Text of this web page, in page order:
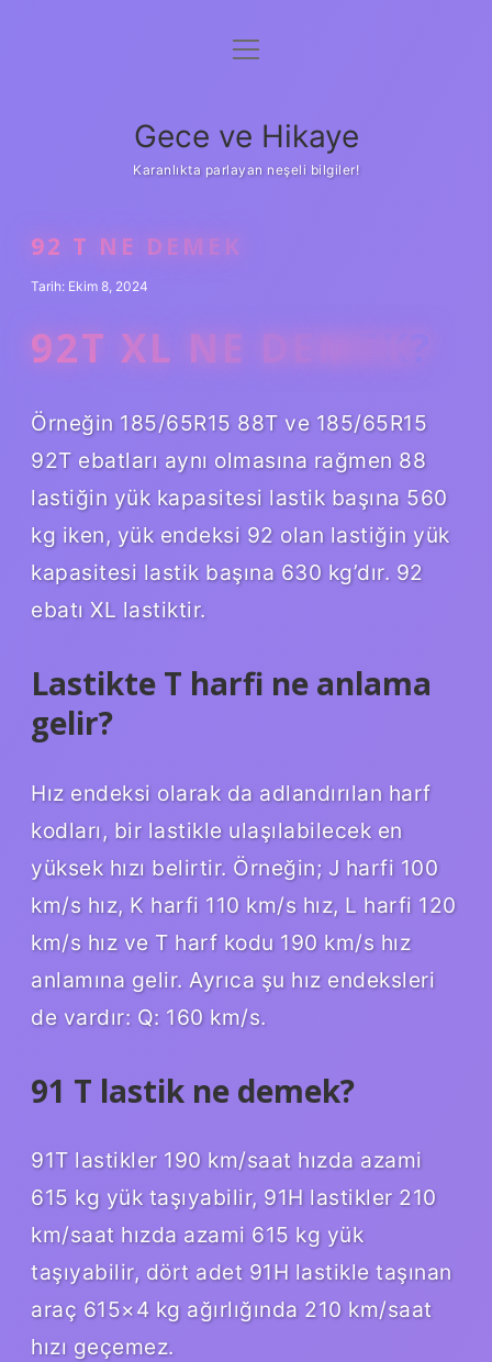
Anasayfa
Yasal Uyarı
menüyü
Gece ve Hikaye
Karanlıkta parlayan neşeli bilgiler!
92 T NE DEMEK
Tarih: Ekim 8, 2024
92T XL NE DEMEK?
Örneğin 185/65R15 88T ve 185/65R15
92T ebatları aynı olmasına rağmen 88
lastiğin yük kapasitesi lastik başına 560
kg iken, yük endeksi 92 olan lastiğin yük
kapasitesi lastik başına 630 kg’dır. 92
ebatı XL lastiktir.
Lastikte T harfi ne anlama
gelir?
Hız endeksi olarak da adlandırılan harf
kodları, bir lastikle ulaşılabilecek en
yüksek hızı belirtir. Örneğin; J harfi 100
km/s hız, K harfi 110 km/s hız, L harfi 120
km/s hız ve T harf kodu 190 km/s hız
anlamına gelir. Ayrıca şu hız endeksleri
de vardır: Q: 160 km/s.
91 T lastik ne demek?
91T lastikler 190 km/saat hızda azami
615 kg yük taşıyabilir, 91H lastikler 210
km/saat hızda azami 615 kg yük
taşıyabilir, dört adet 91H lastikle taşınan
araç 615×4 kg ağırlığında 210 km/saat
hızı geçemez.